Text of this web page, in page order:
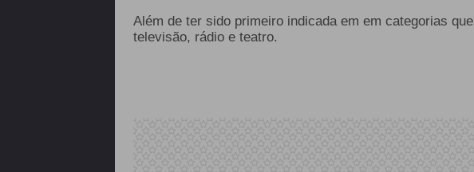
Além de ter sido primeiro indicada em em categorias
televisão, rádio e teatro.